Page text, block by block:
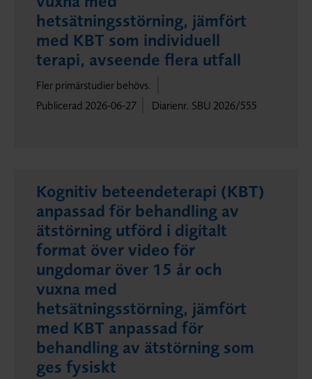
hetsätningsstörning, jämfört
med KBT som individuell
terapi, avseende flera utfall
Fler primärstudier behövs.
Publicerad 2026-06-27
Diarienr. SBU 2026/555
Kognitiv beteendeterapi (KBT)
anpassad för behandling av
ätstörning utförd i digitalt
format över video för
ungdomar över 15 år och
vuxna med
hetsätningsstörning, jämfört
med KBT anpassad för
behandling av ätstörning som
ges fysiskt